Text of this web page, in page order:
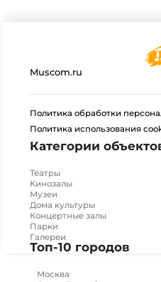
Muscom.ru
Политика обработки
Политика использования
Категории
Театры
Кинозалы
Музеи
Дома культуры
Концертные залы
Парки
Галереи
Топ-10 городов
Москва